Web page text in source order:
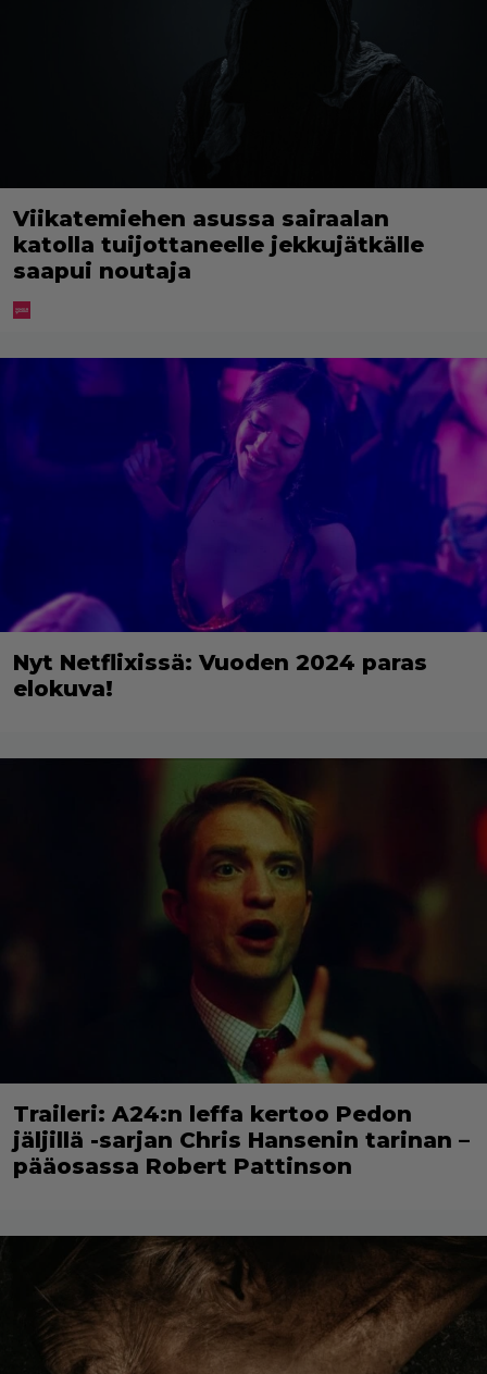
Viikatemiehen asussa sairaalan
katolla tuijottaneelle jekkujätkälle
saapui noutaja
Nyt Netflixissä: Vuoden 2024 paras
elokuva!
Traileri: A24:n leffa kertoo Pedon
jäljillä -sarjan Chris Hansenin tarinan –
pääosassa Robert Pattinson